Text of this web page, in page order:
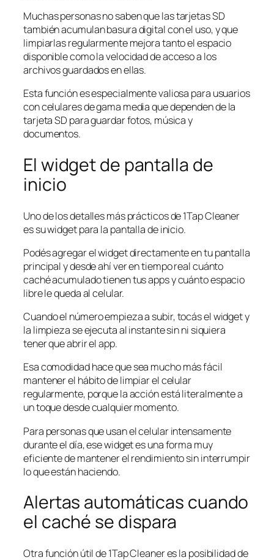
Muchas personas no saben que las tarjetas SD
también acumulan basura digital con el uso, y que
limpiarlas regularmente mejora tanto el espacio
disponible como la velocidad de acceso a los
archivos guardados en ellas.
Esta función es especialmente valiosa para usuarios
con celulares de gama media que dependen de la
tarjeta SD para guardar fotos, música y
documentos.
El widget de pantalla de
inicio
Uno de los detalles más prácticos de 1Tap Cleaner
es su widget para la pantalla de inicio.
Podés agregar el widget directamente en tu pantalla
principal y desde ahí ver en tiempo real cuánto
caché acumulado tienen tus apps y cuánto espacio
libre le queda al celular.
Cuando el número empieza a subir, tocás el widget y
la limpieza se ejecuta al instante sin ni siquiera
tener que abrir el app.
Esa comodidad hace que sea mucho más fácil
mantener el hábito de limpiar el celular
regularmente, porque la acción está literalmente a
un toque desde cualquier momento.
Para personas que usan el celular intensamente
durante el día, ese widget es una forma muy
eficiente de mantener el rendimiento sin interrumpir
lo que están haciendo.
Alertas automáticas cuando
el caché se dispara
Otra función útil de 1Tap Cleaner es la posibilidad de